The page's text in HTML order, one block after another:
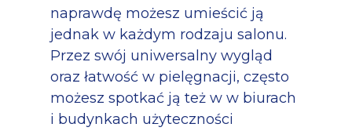
naprawdę możesz umieścić ją
jednak w każdym rodzaju salonu.
Przez swój uniwersalny wygląd
oraz łatwość w pielęgnacji, często
możesz spotkać ją też w w biurach
i budynkach użyteczności